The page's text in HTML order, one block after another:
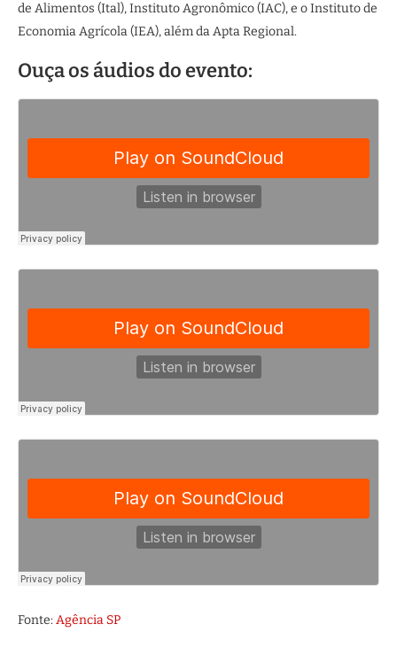
de Alimentos (Ital), Instituto Agronômico (IAC), e o Instituto de
Economia Agrícola (IEA), além da Apta Regional.
Ouça os áudios do evento:
Fonte: Agência SP